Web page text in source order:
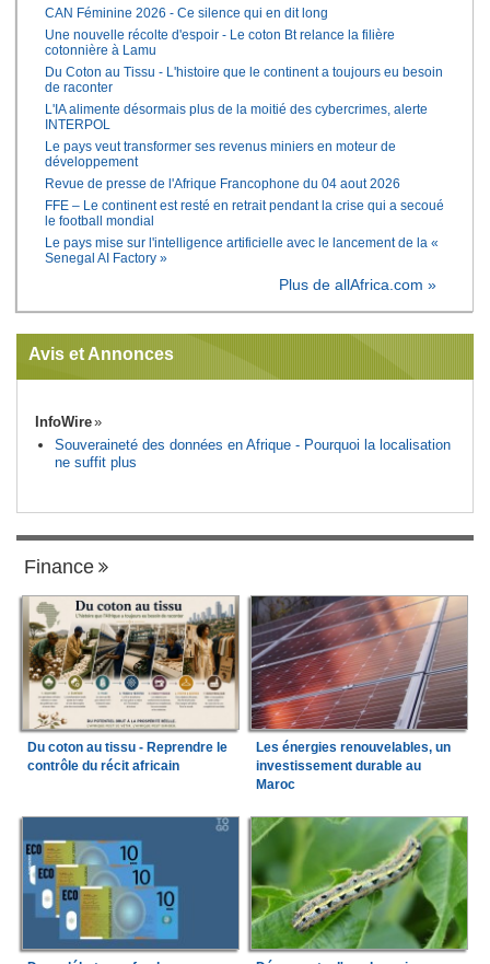
CAN Féminine 2026 - Ce silence qui en dit long
Une nouvelle récolte d'espoir - Le coton Bt relance la filière
cotonnière à Lamu
Du Coton au Tissu - L'histoire que le continent a toujours eu besoin
de raconter
L'IA alimente désormais plus de la moitié des cybercrimes, alerte
INTERPOL
Le pays veut transformer ses revenus miniers en moteur de
développement
Revue de presse de l'Afrique Francophone du 04 aout 2026
FFE – Le continent est resté en retrait pendant la crise qui a secoué
le football mondial
Le pays mise sur l'intelligence artificielle avec le lancement de la «
Senegal AI Factory »
Plus de allAfrica.com »
Avis et Annonces
InfoWire
Souveraineté des données en Afrique - Pourquoi la localisation
ne suffit plus
Finance
Du coton au tissu - Reprendre le
contrôle du récit africain
Les énergies renouvelables, un
investissement durable au
Maroc